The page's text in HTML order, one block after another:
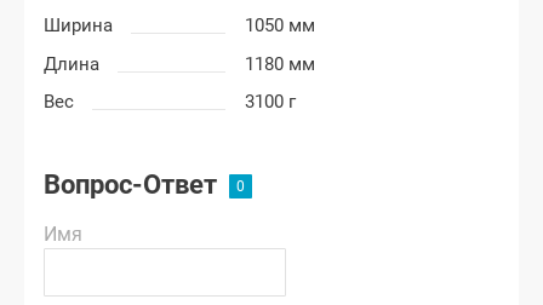
Ширина
1050 мм
Длина
1180 мм
Вес
3100 г
Вопрос-Ответ
Имя